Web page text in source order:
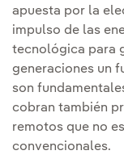
apuesta por la
impulso de las
tecnológica para
generaciones un
son
cobran también
remotos que no
convencionales.